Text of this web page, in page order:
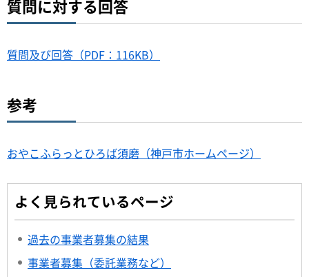
質問に対する回答
質問及び回答（PDF：116KB）
参考
おやこふらっとひろば須磨（神戸市ホームページ）
よく見られているページ
過去の事業者募集の結果
事業者募集（委託業務など）